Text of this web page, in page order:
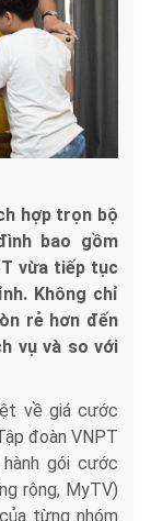
hợp trọn bộ
bao gồm
vừa tiếp tục
Không chỉ
rẻ hơn đến
vụ và so với
về giá cước
đoàn VNPT
gói cước
rộng, MyTV)
từng nhóm